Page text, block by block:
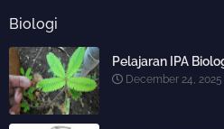
Biologi
Pelajaran IPA
December 24, 2025